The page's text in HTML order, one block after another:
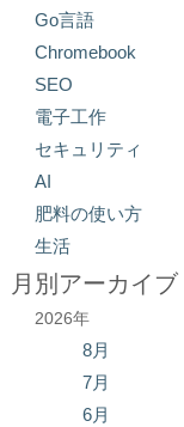
Go言語
Chromebook
SEO
電子工作
セキュリティ
AI
肥料の使い方
生活
月別アーカイブ
2026年
8月
7月
6月